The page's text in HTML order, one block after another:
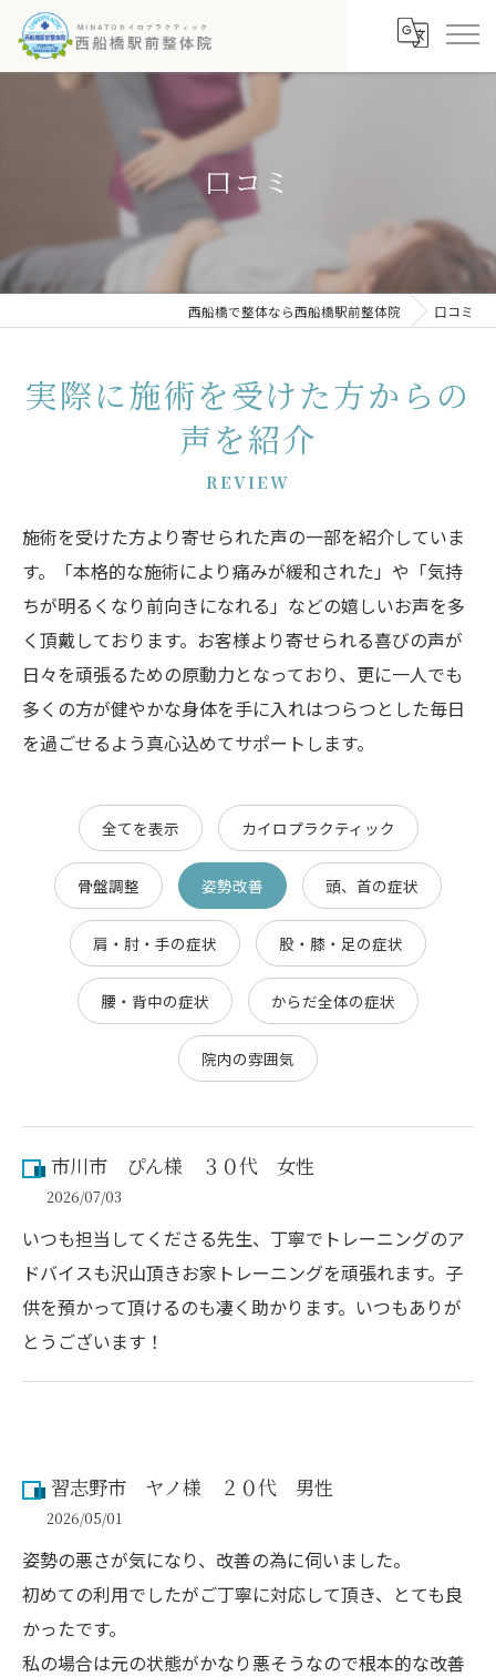
口コミ
西船橋で整体なら西船橋駅前整体院 口コミ
実際に施術を受けた方からの
声を紹介
REVIEW
施術を受けた方より寄せられた声の一部を紹介していま
す。「本格的な施術により痛みが緩和された」や「気持
ちが明るくなり前向きになれる」などの嬉しいお声を多
く頂戴しております。お客様より寄せられる喜びの声が
日々を頑張るための原動力となっており、更に一人でも
多くの方が健やかな身体を手に入れはつらつとした毎日
を過ごせるよう真心込めてサポートします。
全てを表示 カイロプラクティック
骨盤調整 姿勢改善 頭、首の症状
肩・肘・手の症状 股・膝・足の症状
腰・背中の症状 からだ全体の症状
院内の雰囲気
市川市 ぴん様 ３０代 女性
2026/07/03
いつも担当してくださる先生、丁寧でトレーニングのア
ドバイスも沢山頂きお家トレーニングを頑張れます。子
供を預かって頂けるのも凄く助かります。いつもありが
とうございます！
習志野市 ヤノ様 ２０代 男性
2026/05/01
姿勢の悪さが気になり、改善の為に伺いました。
初めての利用でしたがご丁寧に対応して頂き、とても良
かったです。
私の場合は元の状態がかなり悪そうなので根本的な改善